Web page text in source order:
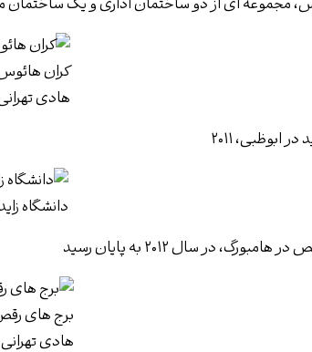
کران
هادی
در ابوظبی، ۲۰۱۱
دانشگاه
در هامبورگ، در سال ۲۰۱۲ به پایان رسید
برج های
هادی تهرانی